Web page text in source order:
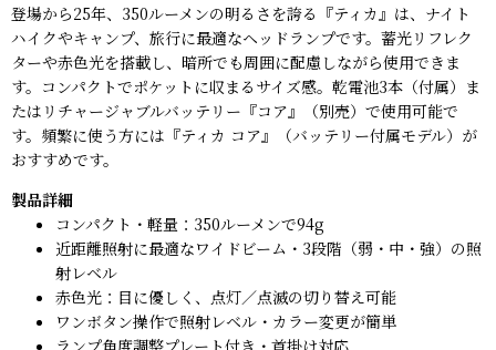
登場から25年、350ルーメンの明るさを誇る『ティカ』は、ナイト
ハイクやキャンプ、旅行に最適なヘッドランプです。蓄光リフレク
ターや赤色光を搭載し、暗所でも周囲に配慮しながら使用できま
す。コンパクトでポケットに収まるサイズ感。乾電池3本（付属）ま
たはリチャージャブルバッテリー『コア』（別売）で使用可能で
す。頻繁に使う方には『ティカ コア』（バッテリー付属モデル）が
おすすめです。
製品詳細
コンパクト・軽量：350ルーメンで94g
近距離照射に最適なワイドビーム・3段階（弱・中・強）の照
射レベル
赤色光：目に優しく、点灯／点滅の切り替え可能
ワンボタン操作で照射レベル・カラー変更が簡単
ランプ角度調整プレート付き・首掛け対応